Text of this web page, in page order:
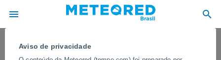
Aviso de privacidade